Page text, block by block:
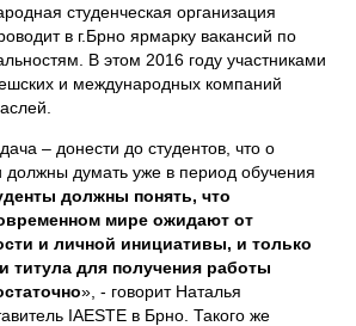
студенческая организация
в г.Брно ярмарку вакансий по
В этом 2016 году участниками
и международных компаний
– донести до студентов, что о
думать уже в период обучения
должны понять, что
мире ожидают от
и личной инициативы, и только
титула для получения работы
», - говорит Наталья
IAESTE в Брно. Такого же